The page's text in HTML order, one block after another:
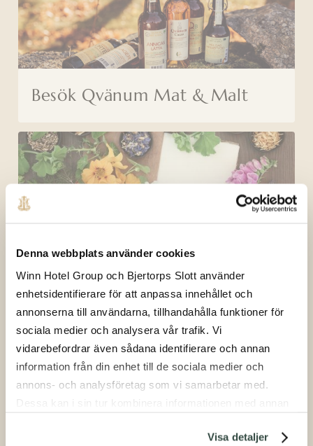
Denna webbplats använder cookies
Winn Hotel Group och Bjertorps Slott använder
enhetsidentifierare för att anpassa innehållet och
annonserna till användarna, tillhandahålla funktioner för
sociala medier och analysera vår trafik. Vi
vidarebefordrar även sådana identifierare och annan
information från din enhet till de sociala medier och
annons- och analysföretag som vi samarbetar med.
samlat in när du har använt deras tjänster.Visa detaljer
Besök Qvänum Mat & Malt
Mingelaktivitet